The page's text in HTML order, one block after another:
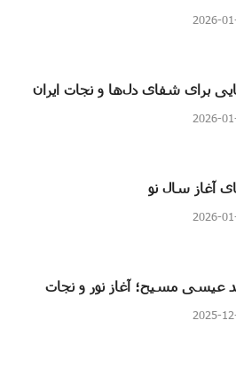
2026-
برای شفای دل‌ها و نجات ایران
2026-
آغاز سال نو
2026-
عیسی مسیح؛ آغاز نور و نجات
2025-